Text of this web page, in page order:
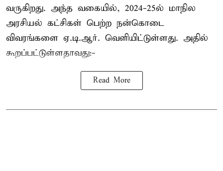
வருகிறது. அந்த வகையில், 2024-25ல் மாநில
அரசியல் கட்சிகள் பெற்ற நன்கொடை
விவரங்களை ஏ.டி.ஆர். வெளியிட்டுள்ளது. அதில்
கூறப்பட்டுள்ளதாவது:-
Read More